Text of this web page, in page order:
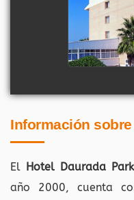
Información
El Hotel Daurada
año 2000, cuenta